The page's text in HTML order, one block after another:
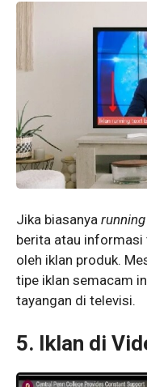
Jika biasanya
berita atau informasi
oleh iklan produk.
tipe iklan semacam
tayangan di televisi.
5. Iklan di